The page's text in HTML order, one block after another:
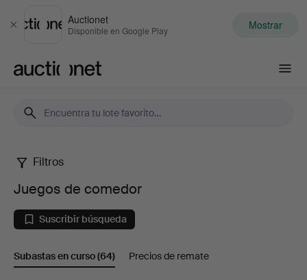
Cerrar
Auctionet
Disponible en Google Play Mostrar
Juegos
de
comedor
Filtros
Juegos de comedor
Suscribir búsqueda
Subastas en curso(64) Precios de remate